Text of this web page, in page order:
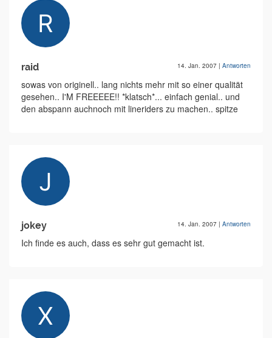
raid 14. Jan. 2007 | Antworten
sowas von originell.. lang nichts mehr mit so einer qualität
gesehen.. I'M FREEEEE!! *klatsch*... einfach genial.. und
den abspann auchnoch mit lineriders zu machen.. spitze
jokey 14. Jan. 2007 | Antworten
Ich finde es auch, dass es sehr gut gemacht ist.